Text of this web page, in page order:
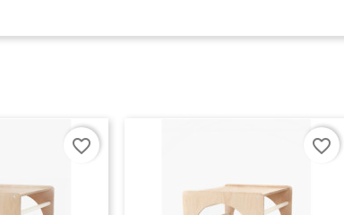
favorite_border favorite_border